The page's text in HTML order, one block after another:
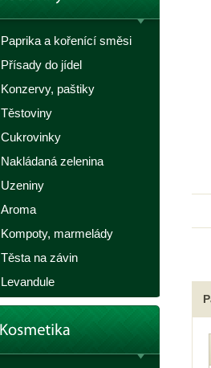
Paprika a kořenící směsi
Přísady do jídel
Konzervy, paštiky
Těstoviny
Cukrovinky
Nakládaná zelenina
Uzeniny
Aroma
Kompoty, marmelády
Těsta na závin
Levandule